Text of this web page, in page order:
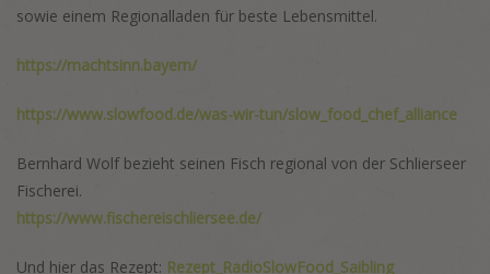
sowie einem Regionalladen für beste Lebensmittel.
https://machtsinn.bayern/
https://www.slowfood.de/was-wir-tun/slow_food_chef_alliance
Bernhard Wolf bezieht seinen Fisch regional von der Schlierseer
Fischerei.
https://www.fischereischliersee.de/
Und hier das Rezept: Rezept_RadioSlowFood_Saibling